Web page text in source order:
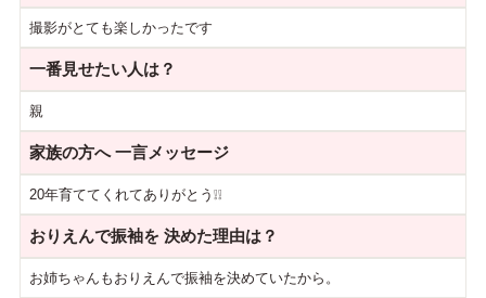
撮影がとても楽しかったです
一番見せたい人は？
親
家族の方へ一言メッセージ
20年育ててくれてありがとう❕❕
おりえんで振袖を決めた理由は？
お姉ちゃんもおりえんで振袖を決めていたから。